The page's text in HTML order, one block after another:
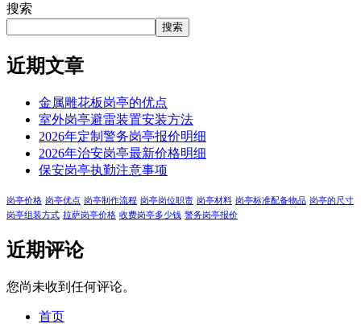
搜索
搜索
近期文章
金属雕花板岗亭的优点
室外岗亭避雷装置安装方法
2026年定制警务岗亭报价明细
2026年治安岗亭最新价格明细
保安岗亭执勤注意事项
岗亭价格 岗亭优点 岗亭制作流程 岗亭岗位职责 岗亭材料 岗亭标准配备物品 岗亭的尺寸
岗亭组装方式 拉萨岗亭价格 收费岗亭多少钱 警务岗亭报价
近期评论
您尚未收到任何评论。
首页